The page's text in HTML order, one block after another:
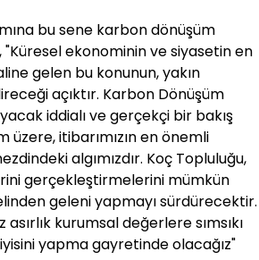
bu sene karbon dönüşüm
"Küresel ekonominin ve siyasetin en
gelen bu konunun, yakın
açıktır. Karbon Dönüşüm
iddialı ve gerçekçi bir bakış
üzere, itibarımızın en önemli
algımızdır. Koç Topluluğu,
gerçekleştirmelerini mümkün
geleni yapmayı sürdürecektir.
kurumsal değerlere sımsıkı
yapma gayretinde olacağız"